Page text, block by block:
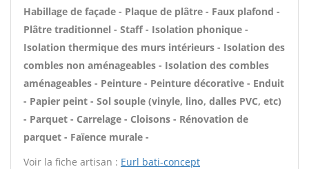
Habillage de façade - Plaque de plâtre - Faux plafond -
Plâtre traditionnel - Staff - Isolation phonique -
Isolation thermique des murs intérieurs - Isolation des
combles non aménageables - Isolation des combles
aménageables - Peinture - Peinture décorative - Enduit
- Papier peint - Sol souple (vinyle, lino, dalles PVC, etc)
- Parquet - Carrelage - Cloisons - Rénovation de
parquet - Faïence murale -
Voir la fiche artisan : Eurl bati-concept